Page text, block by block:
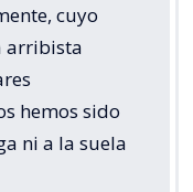
cuyo
arribista
hemos sido
ni a la suela